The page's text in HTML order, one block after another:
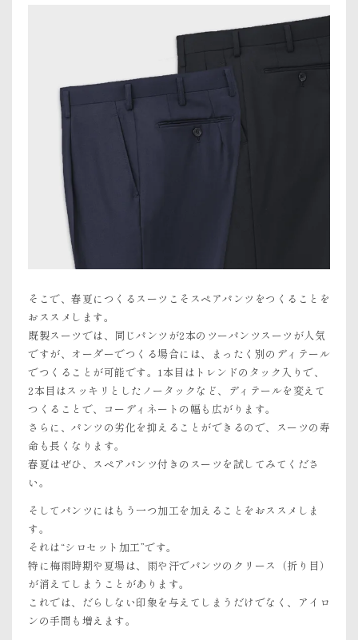
そこで、春夏につくるスーツこそスペアパンツをつくることを
おススメします。
既製スーツでは、同じパンツが2本のツーパンツスーツが人気
ですが、オーダーでつくる場合には、まったく別のディテール
でつくることが可能です。1本目はトレンドのタック入りで、
2本目はスッキリとしたノータックなど、ディテールを変えて
つくることで、コーディネートの幅も広がります。
さらに、パンツの劣化を抑えることができるので、スーツの寿
命も長くなります。
春夏はぜひ、スペアパンツ付きのスーツを試してみてくださ
い。
そしてパンツにはもう一つ加工を加えることをおススメしま
す。
それは“シロセット加工”です。
特に梅雨時期や夏場は、雨や汗でパンツのクリース（折り目）
が消えてしまうことがあります。
これでは、だらしない印象を与えてしまうだけでなく、アイロ
ンの手間も増えます。